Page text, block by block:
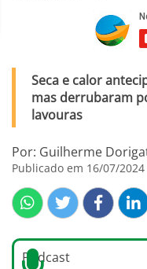
Seca e calor
mas derrubaram
lavouras
Por: Guilherme
Publicado em 16/07/2024
Podcast